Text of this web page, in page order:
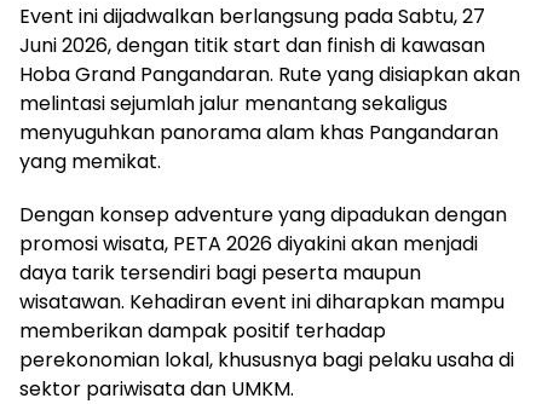
Event ini dijadwalkan berlangsung pada Sabtu, 27
Juni 2026, dengan titik start dan finish di kawasan
Hoba Grand Pangandaran. Rute yang disiapkan akan
melintasi sejumlah jalur menantang sekaligus
menyuguhkan panorama alam khas Pangandaran
yang memikat.
Dengan konsep adventure yang dipadukan dengan
promosi wisata, PETA 2026 diyakini akan menjadi
daya tarik tersendiri bagi peserta maupun
wisatawan. Kehadiran event ini diharapkan mampu
memberikan dampak positif terhadap
perekonomian lokal, khususnya bagi pelaku usaha di
sektor pariwisata dan UMKM.